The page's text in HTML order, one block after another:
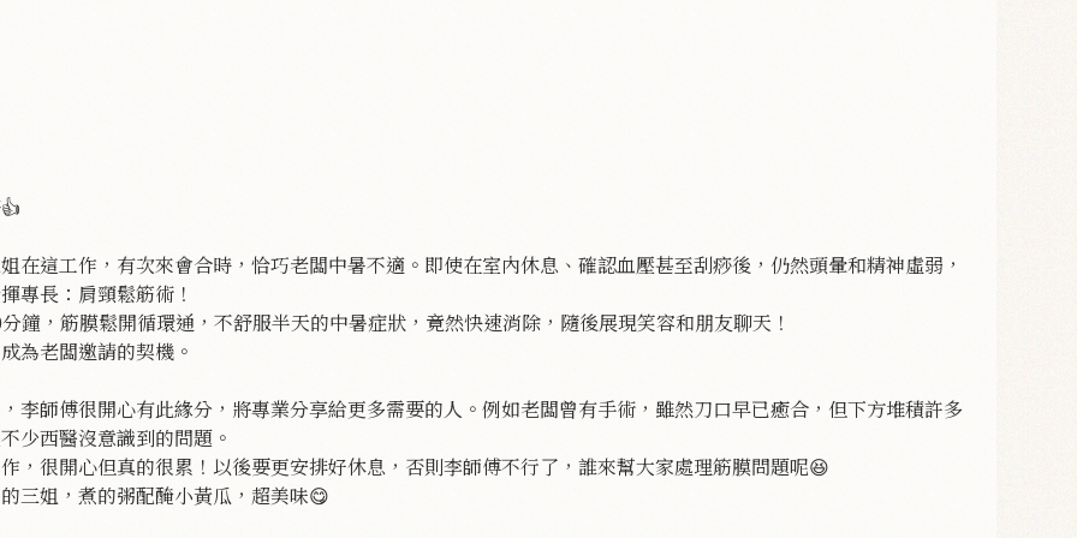
在這工作，有次來會合時，恰巧老闆中暑不適。即使在室內休息、確認血壓甚至刮痧後，仍然頭暈和精神虛弱，
專長：肩頸鬆筋術！
鐘，筋膜鬆開循環通，不舒服半天的中暑症狀，竟然快速消除，隨後展現笑容和朋友聊天！
為老闆邀請的契機。
李師傅很開心有此緣分，將專業分享給更多需要的人。例如老闆曾有手術，雖然刀口早已癒合，但下方堆積許多
少西醫沒意識到的問題。
，很開心但真的很累！以後要更安排好休息，否則李師傅不行了，誰來幫大家處理筋膜問題呢😆
三姐，煮的粥配醃小黃瓜，超美味😋